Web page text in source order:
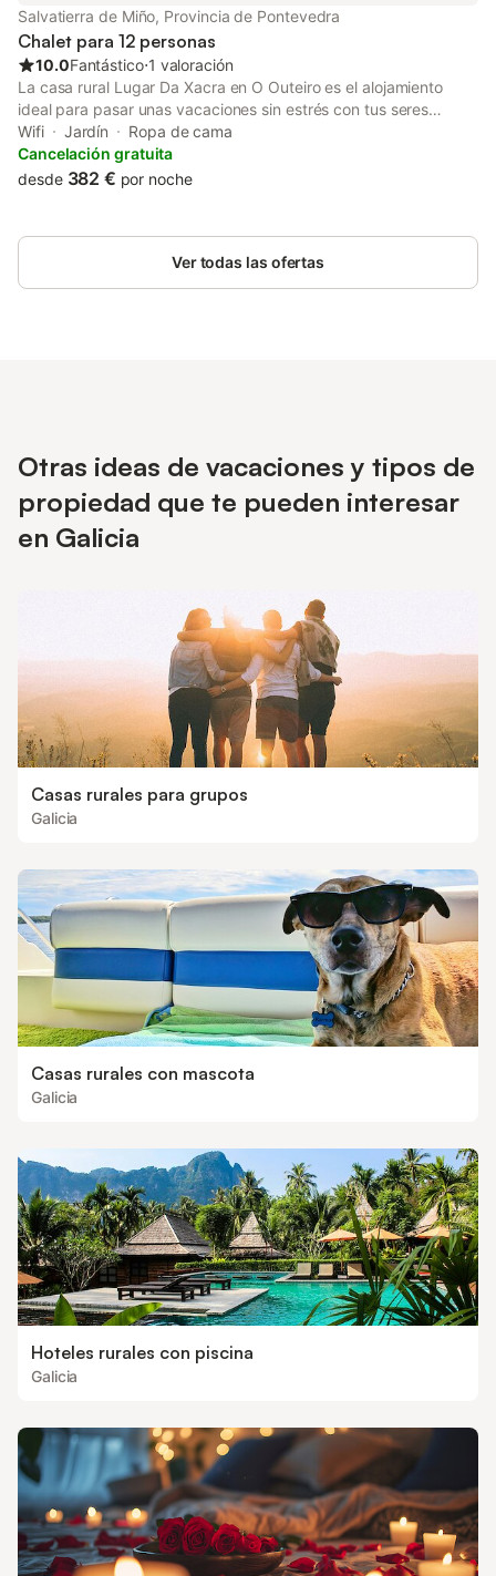
Salvatierra de Miño, Provincia de Pontevedra
Chalet para 12 personas
10.0Fantástico⋅1 valoración
La casa rural Lugar Da Xacra en O Outeiro es el alojamiento
ideal para pasar unas vacaciones sin estrés con tus seres
queridos. La propiedad de 2 plantas consta de un salón, una
cocina, 6 dormitorios y 3 baños, así como un aseo adicional, por
lo que puede alojar a 12 personas. Los servicios adicionales
privado con jardín, terrazas cubiertas y descubiertas y
barbacoa. Hay una plaza de aparcamiento disponible en la
propiedad. No se permiten mascotas, fumar ni celebrar
Wifi Jardín
Ropa de cama
Cancelación gratuita
desde 382 € por noche
Ver todas las ofertas
Otras ideas de vacaciones y tipos de
propiedad que te pueden interesar
en Galicia
Casas rurales para grupos
Galicia
Casas rurales con mascota
Galicia
Hoteles rurales con piscina
Galicia